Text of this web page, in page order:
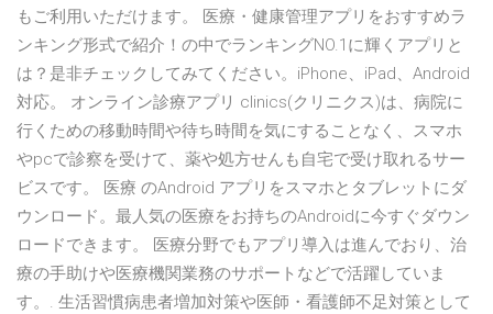
もご利用いただけます。 医療・健康管理アプリをおすすめラ
ンキング形式で紹介！の中でランキングNO.1に輝くアプリと
は？是非チェックしてみてください。iPhone、iPad、Android
対応。 オンライン診療アプリ clinics(クリニクス)は、病院に
行くための移動時間や待ち時間を気にすることなく、スマホ
やpcで診察を受けて、薬や処方せんも自宅で受け取れるサー
ビスです。 医療 のAndroid アプリをスマホとタブレットにダ
ウンロード。最人気の医療をお持ちのAndroidに今すぐダウン
ロードできます。 医療分野でもアプリ導入は進んでおり、治
療の手助けや医療機関業務のサポートなどで活躍していま
す。. 生活習慣病患者増加対策や医師・看護師不足対策として